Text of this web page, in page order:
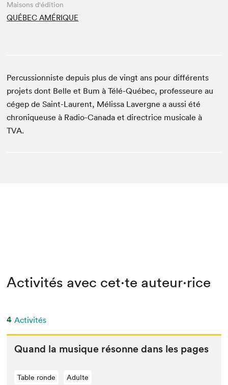
Maisons d'édition
QUÉBEC AMÉRIQUE
Percussionniste depuis plus de vingt ans pour différents
projets dont Belle et Bum à Télé-Québec, professeure au
cégep de Saint-Laurent, Mélissa Lavergne a aussi été
chroniqueuse à Radio-Canada et directrice musicale à
TVA.
Activités avec cet·te auteur·rice
4 Activités
Quand la musique résonne dans les pages
Table ronde Adulte